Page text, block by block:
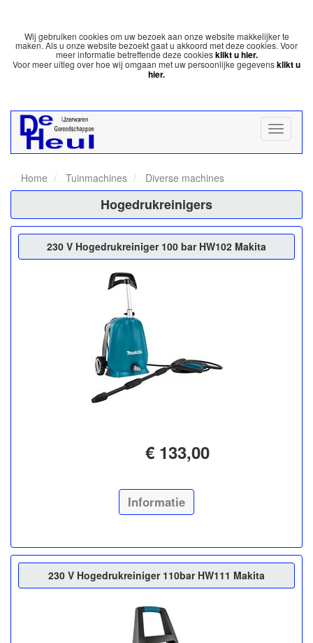
Wij gebruiken cookies om uw bezoek aan onze website makkelijker te
maken. Als u onze website bezoekt gaat u akkoord met deze cookies. Voor
meer informatie betreffende deze cookiesklikt u hier.
Voor meer uitleg over hoe wij omgaan met uw persoonlijke gegevensklikt u
hier.
Home Tuinmachines Diverse machines
Hogedrukreinigers
230 V Hogedrukreiniger 100 bar HW102 Makita
€ 133,00
Informatie
230 V Hogedrukreiniger 110bar HW111 Makita